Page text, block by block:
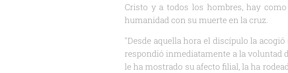
Cristo y a todos los hombres, hay
humanidad con su muerte en la cruz.
"Desde aquella hora el discípulo la
respondió inmediatamente a la voluntad
le ha mostrado su afecto filial, la ha